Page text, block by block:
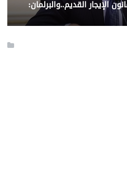
الإيجار القديم..والبرلمان: